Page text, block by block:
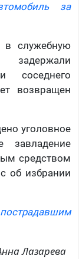
за
в служебную
соседнего
возвращен
уголовное
завладение
средством
об избрании
Лазарева